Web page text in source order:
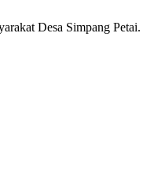
Desa Simpang Petai.